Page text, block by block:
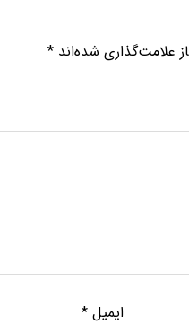
علامت‌گذاری شده‌اند *
ایمیل*